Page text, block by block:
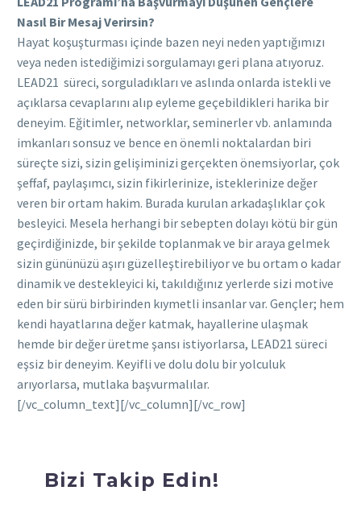
Nasıl Bir Mesaj Verirsin?
Hayat koşuşturması içinde bazen neyi neden yaptığımızı
veya neden istediğimizi sorgulamayı geri plana atıyoruz.
LEAD21 süreci, sorguladıkları ve aslında onlarda istekli ve
açıklarsa cevaplarını alıp eyleme geçebildikleri harika bir
deneyim. Eğitimler, networklar, seminerler vb. anlamında
imkanları sonsuz ve bence en önemli noktalardan biri
süreçte sizi, sizin gelişiminizi gerçekten önemsiyorlar, çok
şeffaf, paylaşımcı, sizin fikirlerinize, isteklerinize değer
veren bir ortam hakim. Burada kurulan arkadaşlıklar çok
besleyici. Mesela herhangi bir sebepten dolayı kötü bir gün
geçirdiğinizde, bir şekilde toplanmak ve bir araya gelmek
sizin gününüzü aşırı güzelleştirebiliyor ve bu ortam o kadar
dinamik ve destekleyici ki, takıldığınız yerlerde sizi motive
eden bir sürü birbirinden kıymetli insanlar var. Gençler; hem
kendi hayatlarına değer katmak, hayallerine ulaşmak
hemde bir değer üretme şansı istiyorlarsa, LEAD21 süreci
eşsiz bir deneyim. Keyifli ve dolu dolu bir yolculuk
arıyorlarsa, mutlaka başvurmalılar.
[/vc_column_text][/vc_column][/vc_row]
Bizi Takip Edin!